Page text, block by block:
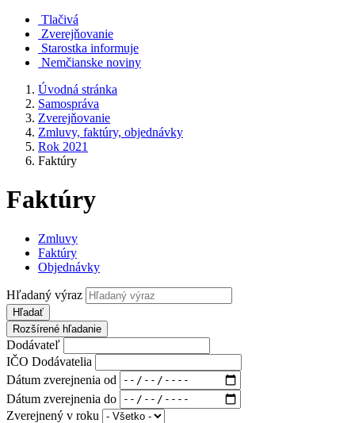
Tlačivá
Zverejňovanie
Starostka informuje
Nemčianske noviny
Úvodná stránka
Samospráva
Zverejňovanie
Zmluvy, faktúry, objednávky
Rok 2021
Faktúry
Faktúry
Zmluvy
Faktúry
Objednávky
Hľadaný výraz
Hľadať
Rozšírené hľadanie
Dodávateľ
IČO Dodávatelia
Dátum zverejnenia od
Dátum zverejnenia do
Zverejnený v roku